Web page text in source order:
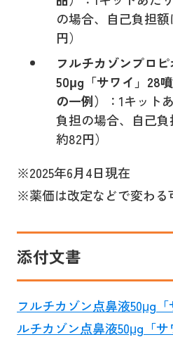
の場合、自己負担
円）
フルチカゾンプロ
50μg「サワイ」28
の一例）
：1キット
負担の場合、自己負
約82円）
※2025年6月4日現在
※薬価は改定などで変わる
添付文書
フルチカゾン点鼻液50μg
ルチカゾン点鼻液50μg「